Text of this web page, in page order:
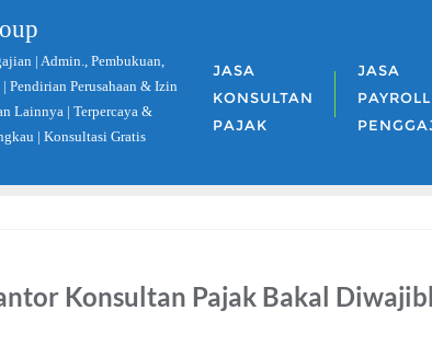
| Admin., Pembukuan,
Pendirian Perusahaan & Izin
Lainnya | Terpercaya &
| Konsultasi Gratis
JASA
KONSULTAN
PAJAK
JASA
Konsultan Pajak Bakal